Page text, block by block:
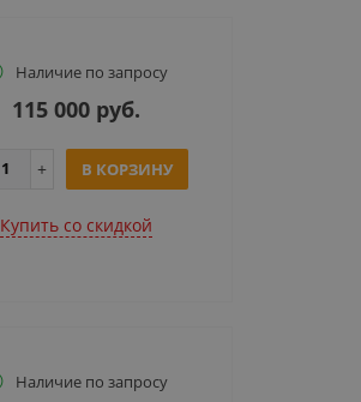
Наличие по запросу
115 000 руб.
В КОРЗИНУ
Купить cо скидкой
Наличие по запросу